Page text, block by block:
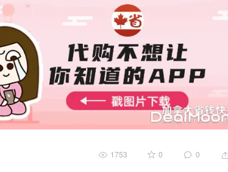
1753 0 0